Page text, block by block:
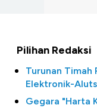
Pilihan Redaksi
Turunan Timah
Elektronik-
Gegara "Harta